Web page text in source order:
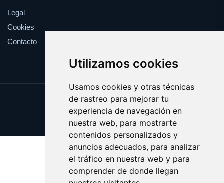
Utilizamos cookies
Usamos cookies y otras técnicas
de rastreo para mejorar tu
experiencia de navegación en
nuestra web, para mostrarte
contenidos personalizados y
anuncios adecuados, para analizar
el tráfico en nuestra web y para
comprender de donde llegan
Legal
Cookies
Contacto
Update cookies preferences
Copyright © 2025 caserita.es